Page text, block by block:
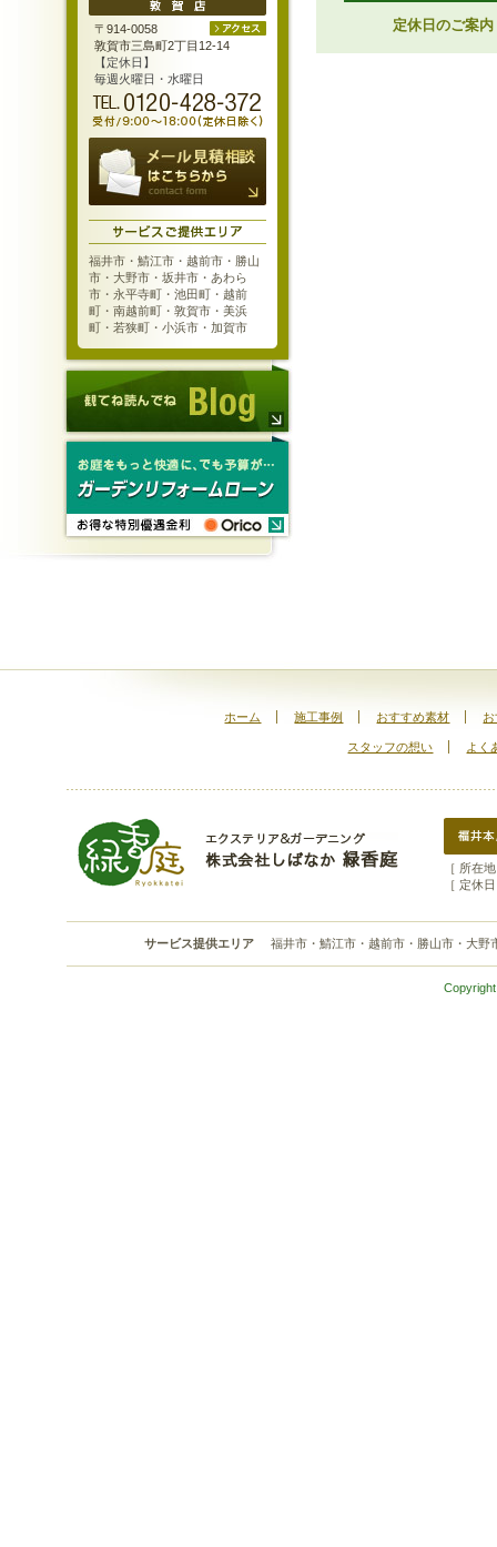
定休日のご案内
〒914-0058
敦賀市三島町2丁目12-14
【定休日】
毎週火曜日・水曜日
福井市・鯖江市・越前市・勝山
市・大野市・坂井市・あわら
市・永平寺町・池田町・越前
町・南越前町・敦賀市・美浜
町・若狭町・小浜市・加賀市
ホーム 施工事例 おすすめ素材
スタッフの想い よく
［ 所在
［ 定休
サービス提供エリア 福井市・鯖江市・越前市・勝山市・大